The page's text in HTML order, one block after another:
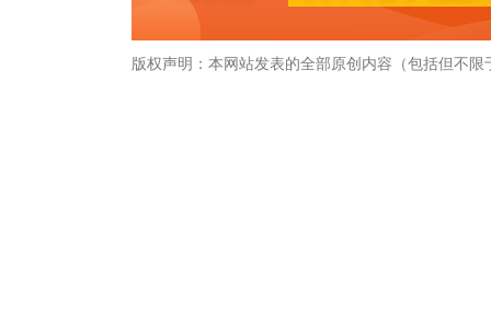
版权声明：本网站发表的全部原创内容（包括但不